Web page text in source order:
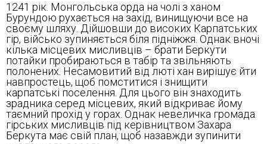
1241 рік. Монгольська орда на чолі з ханом
Бурундою рухається на захід, винищуючи все на
своєму шляху. Дійшовши до високих Карпатських
гір, військо зупиняється біля підніжжя. Однак вночі
кілька місцевих мисливців – брати Беркути
потайки пробираються в табір та звільняють
полонених. Несамовитий від люті хан вирішує йти
навпростець, щоб помститися і знищити
карпатські поселення. Для цього він знаходить
зрадника серед місцевих, який відкриває йому
таємний прохід у горах. Однак невеличка громада
гірських мисливців під керівництвом Захара
Беркута має свій план, щоб назавжди зупинити